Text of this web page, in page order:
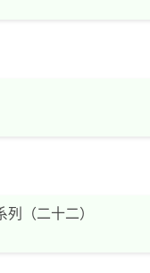
（二十二）